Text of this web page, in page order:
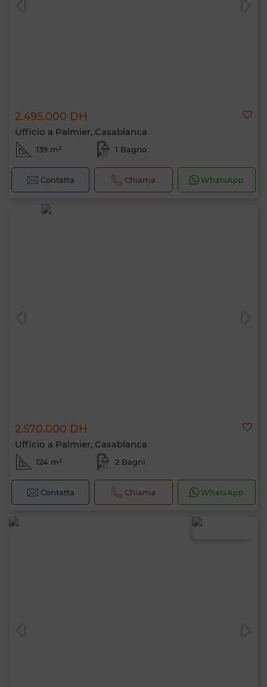
2.495.000 DH
Ufficio a Palmier, Casablanca
139 m² 1 Bagno
Contatta Chiama WhatsApp
2.570.000 DH
Ufficio a Palmier, Casablanca
124 m² 2 Bagni
Contatta Chiama WhatsApp